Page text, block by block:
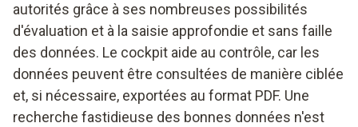
autorités grâce à ses nombreuses possibilités
d'évaluation et à la saisie approfondie et sans faille
des données. Le cockpit aide au contrôle, car les
données peuvent être consultées de manière ciblée
et, si nécessaire, exportées au format PDF. Une
recherche fastidieuse des bonnes données n'est